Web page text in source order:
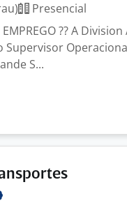
Presencial
EMPREGO ?? A
Supervisor
S...